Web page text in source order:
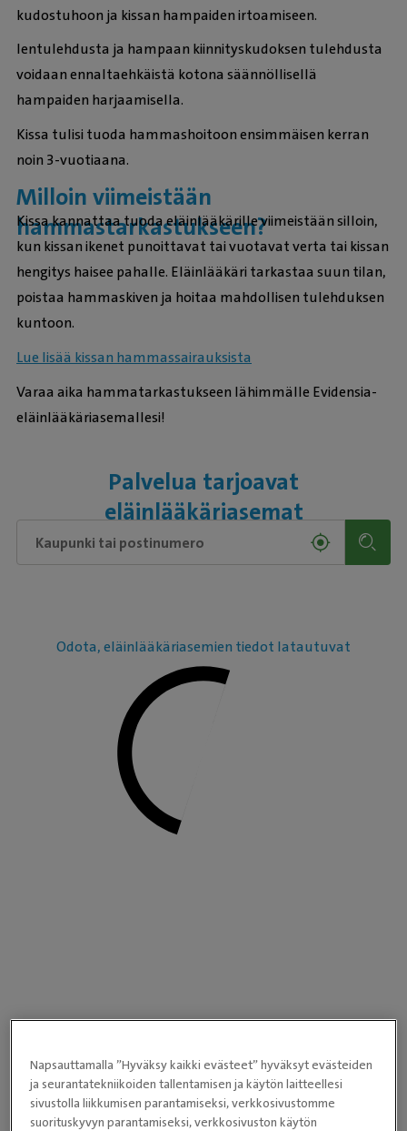
kudostuhoon ja kissan hampaiden irtoamiseen.
Ientulehdusta ja hampaan kiinnityskudoksen tulehdusta
voidaan ennaltaehkäistä kotona säännöllisellä
hampaiden harjaamisella.
Kissa tulisi tuoda hammashoitoon ensimmäisen kerran
noin 3-vuotiaana.
Milloin viimeistään
hammastarkastukseen?
Kissa kannattaa tuoda eläinlääkärille viimeistään silloin,
kun kissan ikenet punoittavat tai vuotavat verta tai kissan
hengitys haisee pahalle. Eläinlääkäri tarkastaa suun tilan,
poistaa hammaskiven ja hoitaa mahdollisen tulehduksen
kuntoon.
Lue lisää kissan hammassairauksista
Varaa aika hammatarkastukseen lähimmälle Evidensia-
eläinlääkäriasemallesi!
Palvelua tarjoavat
eläinlääkäriasemat
Odota, eläinlääkäriasemien tiedot latautuvat
Napsauttamalla ”Hyväksy kaikki evästeet” hyväksyt evästeiden
ja seurantatekniikoiden tallentamisen ja käytön laitteellesi
sivustolla liikkumisen parantamiseksi, verkkosivustomme
suorituskyvyn parantamiseksi, verkkosivuston käytön